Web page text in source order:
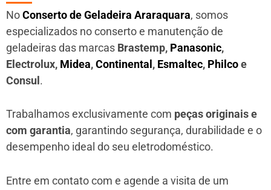
NoConserto de Geladeira Araraquara, somos
especializados no conserto e manutenção de
geladeiras das marcas Brastemp, Panasonic,
Electrolux, Midea,Continental, Esmaltec, Philcoe
Consul.
Trabalhamos exclusivamente com peças originais e
com garantia, garantindo segurança, durabilidade e o
desempenho ideal do seu eletrodoméstico.
Entre em contato com e agende a visita de um